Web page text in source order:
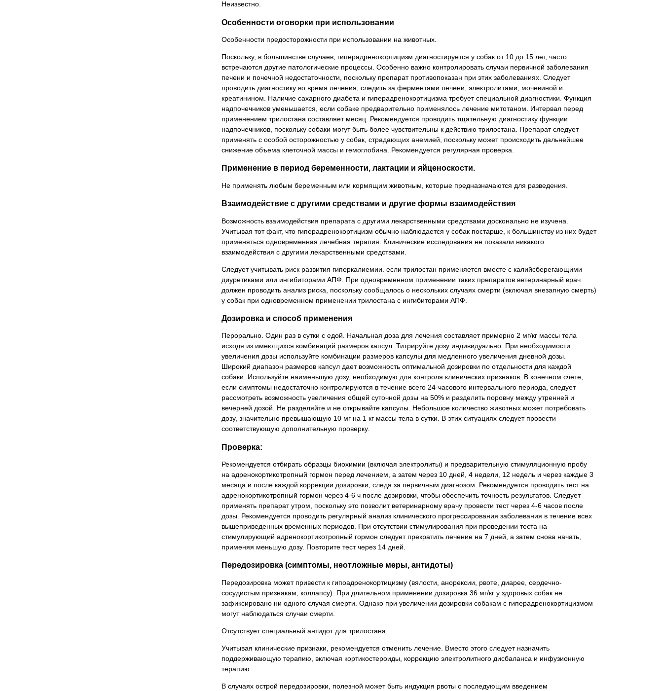
Неизвестно.
Особенности оговорки при использовании
Особенности предосторожности при использовании на животных.
Поскольку, в большинстве случаев, гиперадренокортицизм диагностируется у собак от 10 до 15 лет, часто
встречаются другие патологические процессы. Особенно важно контролировать случаи первичной заболевания
печени и почечной недостаточности, поскольку препарат противопоказан при этих заболеваниях. Следует
проводить диагностику во время лечения, следить за ферментами печени, электролитами, мочевиной и
креатинином. Наличие сахарного диабета и гиперадренокортицизма требует специальной диагностики. Функция
надпочечников уменьшается, если собаке предварительно применялось лечение митотаном. Интервал перед
применением трилостана составляет месяц. Рекомендуется проводить тщательную диагностику функции
надпочечников, поскольку собаки могут быть более чувствительны к действию трилостана. Препарат следует
применять с особой осторожностью у собак, страдающих анемией, поскольку может происходить дальнейшее
снижение объема клеточной массы и гемоглобина. Рекомендуется регулярная проверка.
Применение в период беременности, лактации и яйценоскости.
Не применять любым беременным или кормящим животным, которые предназначаются для разведения.
Взаимодействие с другими средствами и другие формы взаимодействия
Возможность взаимодействия препарата с другими лекарственными средствами досконально не изучена.
Учитывая тот факт, что гиперадренокортицизм обычно наблюдается у собак постарше, к большинству из них будет
применяться одновременная лечебная терапия. Клинические исследования не показали никакого
взаимодействия с другими лекарственными средствами.
Следует учитывать риск развития гиперкалиемии. если трилостан применяется вместе с калийсберегающими
диуретиками или ингибиторами АПФ. При одновременном применении таких препаратов ветеринарный врач
должен проводить анализ риска, поскольку сообщалось о нескольких случаях смерти (включая внезапную смерть)
у собак при одновременном применении трилостана с ингибиторами АПФ.
Дозировка и способ применения
Перорально. Один раз в сутки с едой. Начальная доза для лечения составляет примерно 2 мг/кг массы тела
исходя из имеющихся комбинаций размеров капсул. Титрируйте дозу индивидуально. При необходимости
увеличения дозы используйте комбинации размеров капсулы для медленного увеличения дневной дозы.
Широкий диапазон размеров капсул дает возможность оптимальной дозировки по отдельности для каждой
собаки. Используйте наименьшую дозу, необходимую для контроля клинических признаков. В конечном счете,
если симптомы недостаточно контролируются в течение всего 24-часового интервального периода, следует
рассмотреть возможность увеличения общей суточной дозы на 50% и разделить поровну между утренней и
вечерней дозой. Не разделяйте и не открывайте капсулы. Небольшое количество животных может потребовать
дозу, значительно превышающую 10 мг на 1 кг массы тела в сутки. В этих ситуациях следует провести
соответствующую дополнительную проверку.
Проверка:
Рекомендуется отбирать образцы биохимии (включая электролиты) и предварительную стимуляционную пробу
на адренокортикотропный гормон перед лечением, а затем через 10 дней, 4 недели, 12 недель и через каждые 3
месяца и после каждой коррекции дозировки, следя за первичным диагнозом. Рекомендуется проводить тест на
адренокортикотропный гормон через 4-6 ч после дозировки, чтобы обеспечить точность результатов. Следует
применять препарат утром, поскольку это позволит ветеринарному врачу провести тест через 4-6 часов после
дозы. Рекомендуется проводить регулярный анализ клинического прогрессирования заболевания в течение всех
вышеприведенных временных периодов. При отсутствии стимулирования при проведении теста на
стимулирующий адренокортикотропный гормон следует прекратить лечение на 7 дней, а затем снова начать,
применяя меньшую дозу. Повторите тест через 14 дней.
Передозировка (симптомы, неотложные меры, антидоты)
Передозировка может привести к гипоадренокортицизму (вялости, анорексии, рвоте, диарее, сердечно-
сосудистым признакам, коллапсу). При длительном применении дозировка 36 мг/кг у здоровых собак не
зафиксировано ни одного случая смерти. Однако при увеличении дозировки собакам с гиперадренокортицизмом
могут наблюдаться случаи смерти.
Отсутствует специальный антидот для трилостана.
Учитывая клинические признаки, рекомендуется отменить лечение. Вместо этого следует назначить
поддерживающую терапию, включая кортикостероиды, коррекцию электролитного дисбаланса и инфузионную
терапию.
В случаях острой передозировки, полезной может быть индукция рвоты с последующим введением